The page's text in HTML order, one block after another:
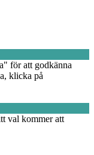
för att godkänna
klicka på
val kommer att